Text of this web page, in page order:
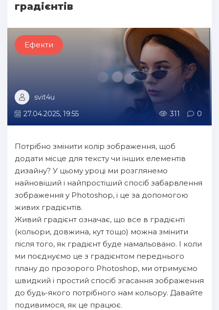
градієнтів
Ефекти
svit4u
27.04.2025, 19:55
311 0
Потрібно змінити колір зображення, щоб
додати місце для тексту чи інших елементів
дизайну? У цьому уроці ми розглянемо
найновіший і найпростіший спосіб забарвлення
зображення у Photoshop, і це за допомогою
живих градієнтів.
Живий градієнт означає, що все в градієнті
(кольори, довжина, кут тощо) можна змінити
після того, як градієнт буде намальовано. І коли
ми поєднуємо це з градієнтом переднього
плану до прозорого Photoshop, ми отримуємо
швидкий і простий спосіб згасання зображення
до будь-якого потрібного нам кольору. Давайте
подивимося, як це працює.